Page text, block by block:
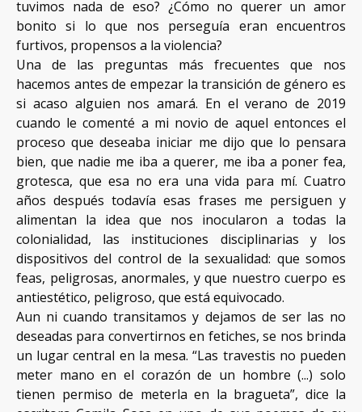
tuvimos nada de eso? ¿Cómo no querer un amor
bonito si lo que nos perseguía eran encuentros
furtivos, propensos a la violencia?
Una de las preguntas más frecuentes que nos
hacemos antes de empezar la transición de género es
si acaso alguien nos amará. En el verano de 2019
cuando le comenté a mi novio de aquel entonces el
proceso que deseaba iniciar me dijo que lo pensara
bien, que nadie me iba a querer, me iba a poner fea,
grotesca, que esa no era una vida para mí. Cuatro
años después todavía esas frases me persiguen y
alimentan la idea que nos inocularon a todas la
colonialidad, las instituciones disciplinarias y los
dispositivos del control de la sexualidad: que somos
feas, peligrosas, anormales, y que nuestro cuerpo es
antiestético, peligroso, que está equivocado.
Aun ni cuando transitamos y dejamos de ser las no
deseadas para convertirnos en fetiches, se nos brinda
un lugar central en la mesa. “Las travestis no pueden
meter mano en el corazón de un hombre (...) solo
tienen permiso de meterla en la bragueta”, dice la